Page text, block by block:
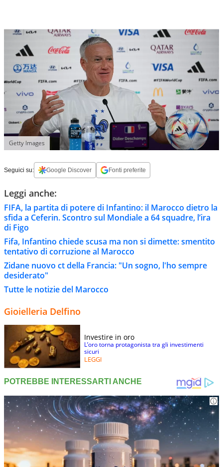
Getty Images
Seguici su: Google Discover Fonti preferite
Leggi anche:
FIFA, la partita di potere di Infantino: il Marocco dietro la
sfida a Ceferin. Scontro sul Mondiale a 64 squadre, l’ira
di Figo
Fifa, Infantino chiede scusa ma non si dimette: smentito
tentativo di corruzione al Marocco
Zidane nuovo ct della Francia: "Un sogno, l'ho sempre
desiderato"
Tutte le notizie del Marocco
Gioielleria Delfino
Investire in oro
L’oro torna protagonista tra gli investimenti
sicuri
LEGGI